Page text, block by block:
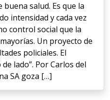
buena salud. Es que la
intensidad y cada vez
control social que la
Un proyecto de
policiales. El
lado”. Por Carlos del
SA goza […]